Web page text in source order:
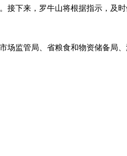
下来，罗牛山将根据指示，及
监管局、省粮食和物资储备局、